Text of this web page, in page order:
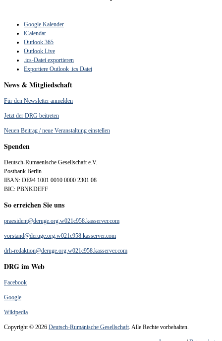
Google Kalender
iCalendar
Outlook 365
Outlook Live
.ics-Datei exportieren
Exportiere Outlook .ics Datei
News & Mitgliedschaft
Für den Newsletter anmelden
Jetzt der DRG beitreten
Neuen Beitrag / neue Veranstaltung einstellen
Spenden
Deutsch-Rumaenische Gesellschaft e.V.
Postbank Berlin
IBAN: DE94 1001 0010 0000 2301 08
BIC: PBNKDEFF
So erreichen Sie uns
praesident@deruge.org.w021c958.kasserver.com
vorstand@deruge.org.w021c958.kasserver.com
drh-redaktion@deruge.org.w021c958.kasserver.com
DRG im Web
Facebook
Google
Wikipedia
Copyright © 2026 Deutsch-Rumänische Gesellschaft. Alle Rechte vorbehalten.